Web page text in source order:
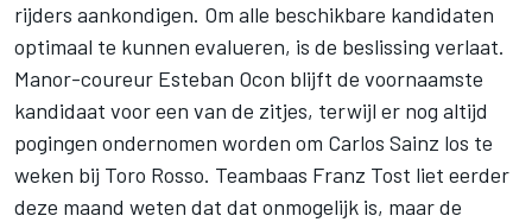
rijders aankondigen. Om alle beschikbare kandidaten
optimaal te kunnen evalueren, is de beslissing verlaat.
Manor-coureur Esteban Ocon blijft de voornaamste
kandidaat voor een van de zitjes, terwijl er nog altijd
pogingen ondernomen worden om Carlos Sainz los te
weken bij Toro Rosso. Teambaas Franz Tost liet eerder
deze maand weten dat dat onmogelijk is, maar de